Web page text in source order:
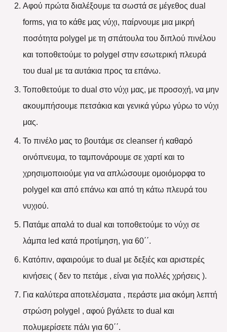
Αφού πρώτα διαλέξουμε τα σωστά σε μέγεθος dual
forms, για το κάθε μας νύχι, παίρνουμε μια μικρή
ποσότητα polygel με τη σπάτουλα του διπλού πινέλου
και τοποθετούμε το polygel στην εσωτερική πλευρά
του dual με τα αυτάκια προς τα επάνω.
Τοποθετούμε το dual στο νύχι μας, με προσοχή, να μην
ακουμπήσουμε πετσάκια και γενικά γύρω γύρω το νύχι
μας.
Το πινέλο μας το βουτάμε σε cleanser ή καθαρό
οινόπνευμα, το ταμπονάρουμε σε χαρτί και το
χρησιμοποιούμε για να απλώσουμε ομοιόμορφα το
polygel και από επάνω και από τη κάτω πλευρά του
νυχιού.
Πατάμε απαλά το dual και τοποθετούμε το νύχι σε
λάμπα led κατά προτίμηση, για 60΄΄.
Κατόπιν, αφαιρούμε το dual με δεξιές και αριστερές
κινήσεις ( δεν το πετάμε , είναι για πολλές χρήσεις ).
Για καλύτερα αποτελέσματα , περάστε μια ακόμη λεπτή
στρώση polygel , αφού βγάλετε το dual και
πολυμερίσετε πάλι για 60΄΄.